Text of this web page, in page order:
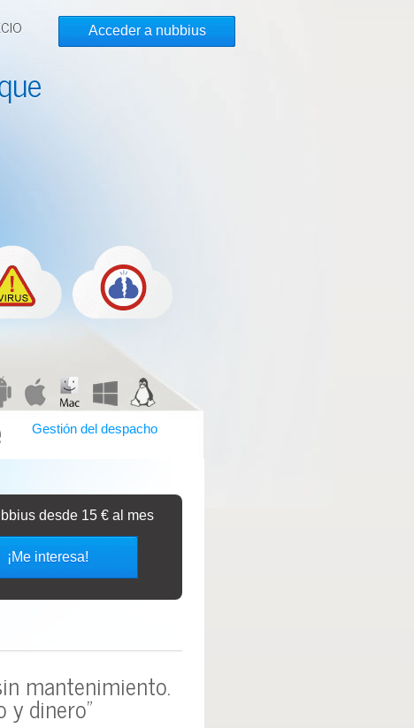
Acceder a nubbius
Gestión del despacho
desde 15 € al mes
¡Me interesa!
mantenimiento.
y dinero"